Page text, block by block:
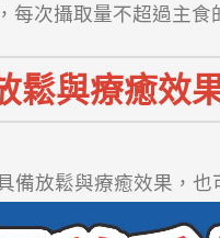
每次攝取量不超過主食
鬆與療癒效
放鬆與療癒效果，也